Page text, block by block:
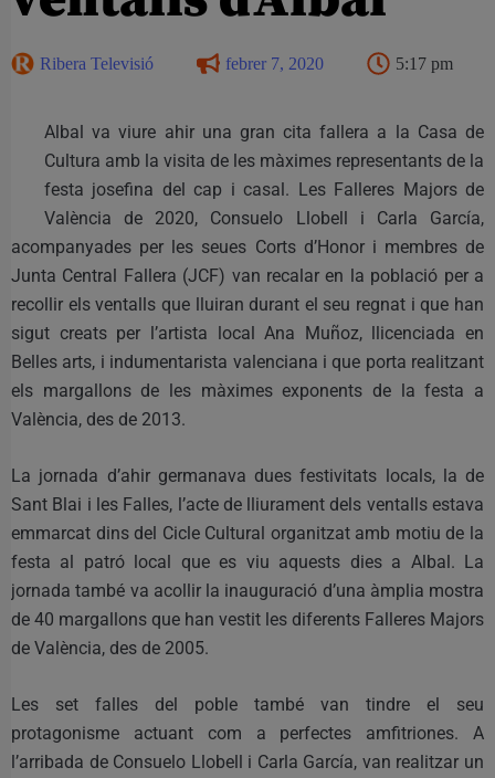
Ribera Televisió febrer 7, 2020 5:17 pm
Albal va viure ahir una gran cita fallera a la Casa de
Cultura amb la visita de les màximes representants de la
festa josefina del cap i casal. Les Falleres Majors de
València de 2020, Consuelo Llobell i Carla García,
acompanyades per les seues Corts d’Honor i membres de
Junta Central Fallera (JCF) van recalar en la població per a
recollir els ventalls que lluiran durant el seu regnat i que han
sigut creats per l’artista local Ana Muñoz, llicenciada en
Belles arts, i indumentarista valenciana i que porta realitzant
els margallons de les màximes exponents de la festa a
València, des de 2013.
La jornada d’ahir germanava dues festivitats locals, la de
Sant Blai i les Falles, l’acte de lliurament dels ventalls estava
emmarcat dins del Cicle Cultural organitzat amb motiu de la
festa al patró local que es viu aquests dies a Albal. La
jornada també va acollir la inauguració d’una àmplia mostra
de 40 margallons que han vestit les diferents Falleres Majors
de València, des de 2005.
Les set falles del poble també van tindre el seu
protagonisme actuant com a perfectes amfitriones. A
l’arribada de Consuelo Llobell i Carla García, van realitzar un